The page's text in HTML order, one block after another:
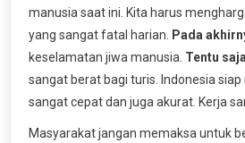
manusia saat ini. Kita harus
yang sangat fatal harian.
Pada
keselamatan jiwa manusia. Tentu saja
sangat berat bagi turis. Indonesia
sangat cepat dan juga akurat. Kerja
Masyarakat jangan memaksa untuk